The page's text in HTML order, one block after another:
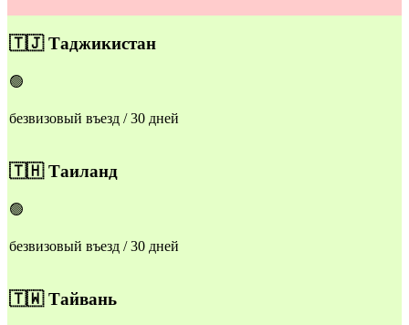
​🇹🇯Таджикистан
🟢
безвизовый въезд / 30 дней
​🇹🇭Таиланд
🟢
безвизовый въезд / 30 дней
🇹🇼Тайвань